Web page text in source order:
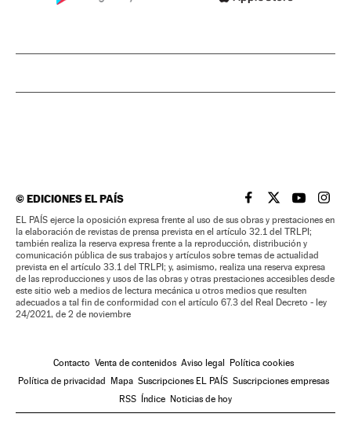
©EDICIONES EL PAÍS EL PAÍS BRASIL EN
EL PAÍSEL PAÍS
EL
EL PAÍS ejerce la oposición expresa frente al uso de sus obras y prestaciones en
la elaboración de revistas de prensa prevista en el artículo 32.1 del TRLPI;
también realiza la reserva expresa frente a la reproducción, distribución y
comunicación pública de sus trabajos y artículos sobre temas de actualidad
prevista en el artículo 33.1 del TRLPI; y, asimismo, realiza una reserva expresa
de las reproducciones y usos de las obras y otras prestaciones accesibles desde
este sitio web a medios de lectura mecánica u otros medios que resulten
adecuados a tal fin de conformidad con el artículo 67.3 del Real Decreto - ley
24/2021, de 2 de noviembre
Contacto Venta de contenidos Aviso legal Política cookies
Política de privacidad Mapa Suscripciones EL PAÍS Suscripciones empresas
RSS Índice Noticias de hoy